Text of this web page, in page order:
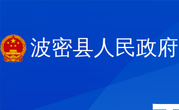
波密县人民政府